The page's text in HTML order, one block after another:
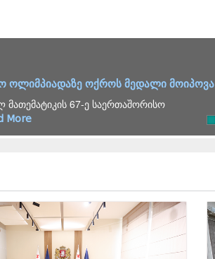
ოლიმპიადაზე ოქროს მედალი მოიპოვა
მათემატიკის 67-ე საერთაშორისო
More